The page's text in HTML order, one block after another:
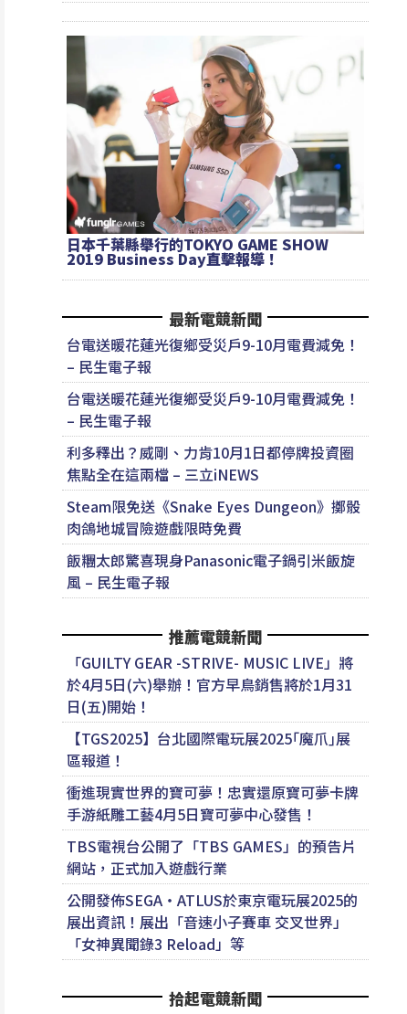
日本千葉縣舉行的TOKYO GAME SHOW
2019 Business Day直擊報導！
最新電競新聞
台電送暖花蓮光復鄉受災戶9-10月電費減免！
– 民生電子報
台電送暖花蓮光復鄉受災戶9-10月電費減免！
– 民生電子報
利多釋出？威剛、力肯10月1日都停牌投資圈
焦點全在這兩檔 – 三立iNEWS
Steam限免送《Snake Eyes Dungeon》擲骰
肉鴿地城冒險遊戲限時免費
飯糰太郎驚喜現身Panasonic電子鍋引米飯旋
風 – 民生電子報
推薦電競新聞
「GUILTY GEAR -STRIVE- MUSIC LIVE」將
於4月5日(六)舉辦！官方早鳥銷售將於1月31
日(五)開始！
【TGS2025】台北國際電玩展2025｢魔爪｣展
區報道！
衝進現實世界的寶可夢！忠實還原寶可夢卡牌
手游紙雕工藝4月5日寶可夢中心發售！
TBS電視台公開了「TBS GAMES」的預告片
網站，正式加入遊戲行業
公開發佈SEGA・ATLUS於東京電玩展2025的
展出資訊！展出「音速小子賽車 交叉世界」
「女神異聞錄3 Reload」等
拾起電競新聞